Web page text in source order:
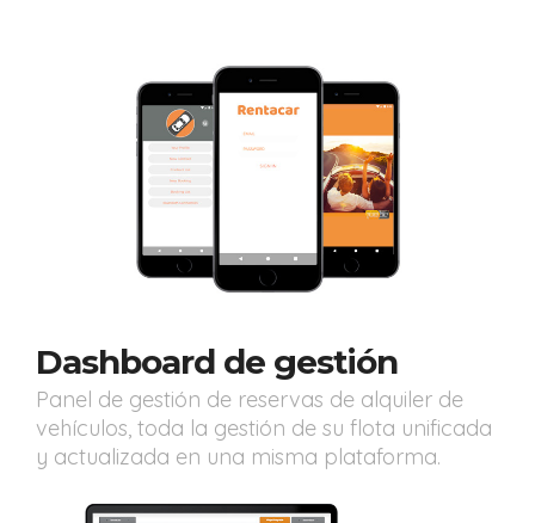
Dashboard de gestión
Panel de gestión de reservas de alquiler de
vehículos, toda la gestión de su flota unificada
y actualizada en una misma plataforma.